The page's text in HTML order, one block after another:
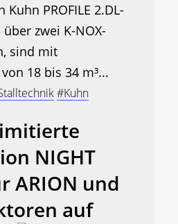
PROFILE 2.DL-
über zwei K-NOX-
sind mit
18 bis 34 m³...
#Kuhn
NIGHT
ARION und
auf